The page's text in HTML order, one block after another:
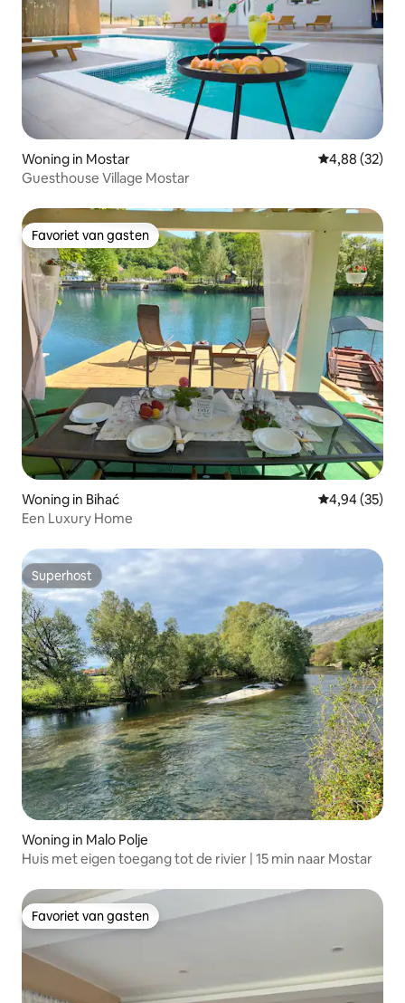
Woning in Mostar Gemiddelde
4,88 (32)
Guesthouse Village Mostar
Favoriet van gasten
Favoriet van gasten
Woning in Bihać Gemiddelde
4,94 (35)
Een Luxury Home
Superhost
Superhost
Woning in Malo Polje
Huis met eigen toegang tot de rivier | 15 min naar Mostar
Favoriet van gasten
Favoriet van gasten